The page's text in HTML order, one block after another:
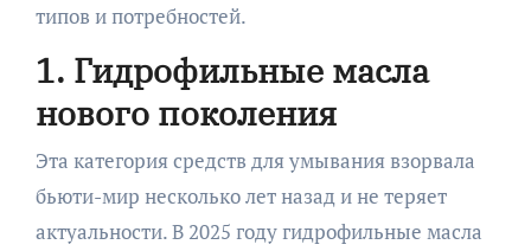
типов и потребностей.
1. Гидрофильные масла
нового поколения
Эта категория средств для умывания взорвала
бьюти-мир несколько лет назад и не теряет
актуальности. В 2025 году гидрофильные масла